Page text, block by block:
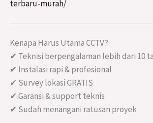
terbaru-murah/
Kenapa Harus Utama CCTV?
✔ Teknisi berpengalaman lebih dari 10
✔ Instalasi rapi & profesional
✔ Survey lokasi GRATIS
✔ Garansi & support teknis
✔ Sudah menangani ratusan proyek